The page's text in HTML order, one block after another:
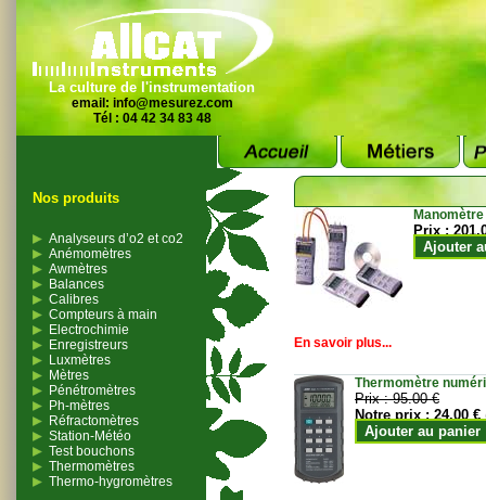
La culture de l'instrumentation
email: info@mesurez.com
Tél : 04 42 34 83 48
Nos produits
Analyseurs d’o2 et co2
Anémomètres
Awmètres
Balances
Calibres
Compteurs à main
Electrochimie
Enregistreurs
Luxmètres
Mètres
Pénétromètres
Ph-mètres
Réfractomètres
Station-Météo
Test bouchons
Thermomètres
Thermo-hygromètres
Prix :
Ajouter
En savoir plus...
Thermomètre
Prix :95.00 €
Notre prix :24.00 €
Ajouter au panier